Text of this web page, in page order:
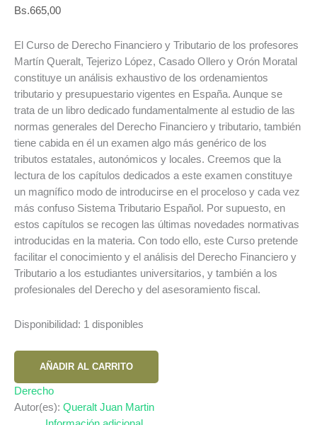
Bs.665,00
El Curso de Derecho Financiero y Tributario de los profesores
Martín Queralt, Tejerizo López, Casado Ollero y Orón Moratal
constituye un análisis exhaustivo de los ordenamientos
tributario y presupuestario vigentes en España. Aunque se
trata de un libro dedicado fundamentalmente al estudio de las
normas generales del Derecho Financiero y tributario, también
tiene cabida en él un examen algo más genérico de los
tributos estatales, autonómicos y locales. Creemos que la
lectura de los capítulos dedicados a este examen constituye
un magnífico modo de introducirse en el proceloso y cada vez
más confuso Sistema Tributario Español. Por supuesto, en
estos capítulos se recogen las últimas novedades normativas
introducidas en la materia. Con todo ello, este Curso pretende
facilitar el conocimiento y el análisis del Derecho Financiero y
Tributario a los estudiantes universitarios, y también a los
profesionales del Derecho y del asesoramiento fiscal.
Disponibilidad: 1 disponibles
DERECHO
FINANCIERO
AÑADIR AL CARRITO
Derecho
Autor(es): Queralt Juan Martin